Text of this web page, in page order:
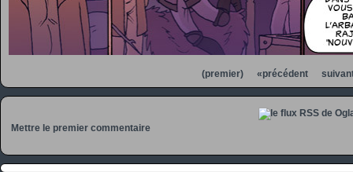
(premier) «précédent
Mettre le premier commentaire